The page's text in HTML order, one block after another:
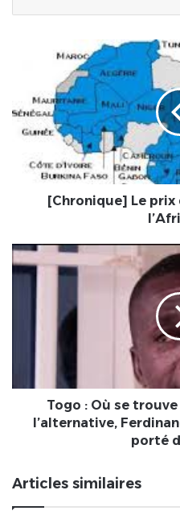
la
reconquête
l’Afrique
[Chronique] Le
Togo
:
journal
l’alternative,
Ferdinand
est
porté
Togo : Où se
l’alternative,
porté
Articles similaires